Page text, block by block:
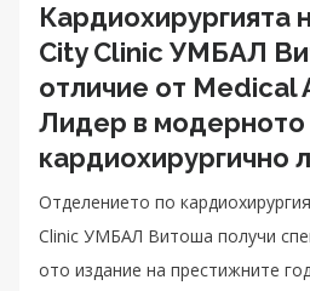
Кардиохирургията
City Clinic УМБАЛ
отличие от Medical
Лидер в модерното
кардиохирургично
Отделението по
Clinic УМБАЛ Витоша получи
ото издание на престижните